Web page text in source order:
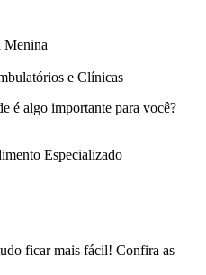
Menina
e Clínicas
é algo importante para você?
Especializado
ficar mais fácil! Confira as